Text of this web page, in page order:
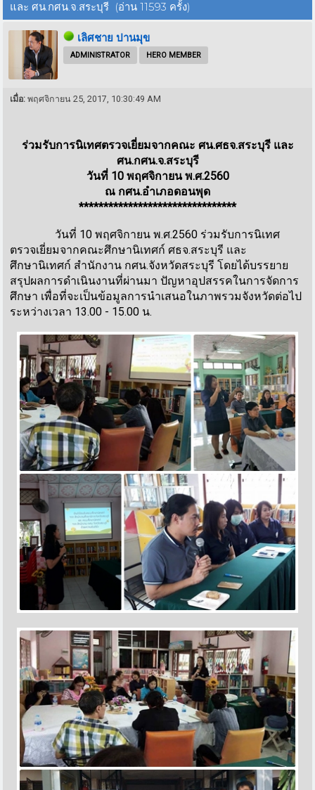
และ ศน.กศน.จ.สระบุรี (อ่าน 11593 ครั้ง)
เลิศชาย ปานมุข
ADMINISTRATOR HERO MEMBER
เมื่อ: พฤศจิกายน 25, 2017, 10:30:49 AM
ร่วมรับการนิเทศตรวจเยี่ยมจากคณะ ศน.ศธจ.สระบุรี และ
ศน.กศน.จ.สระบุรี
วันที่ 10 พฤศจิกายน พ.ศ.2560
ณ กศน.อำเภอดอนพุด
********************************
วันที่ 10 พฤศจิกายน พ.ศ.2560 ร่วมรับการนิเทศ
ตรวจเยี่ยมจากคณะศึกษานิเทศก์ ศธจ.สระบุรี และ
ศึกษานิเทศก์ สำนักงาน กศน.จังหวัดสระบุรี โดยได้บรรยาย
สรุปผลการดำเนินงานที่ผ่านมา ปัญหาอุปสรรคในการจัดการ
ศึกษา เพื่อที่จะเป็นข้อมูลการนำเสนอในภาพรวมจังหวัดต่อไป
ระหว่างเวลา 13.00 - 15.00 น.